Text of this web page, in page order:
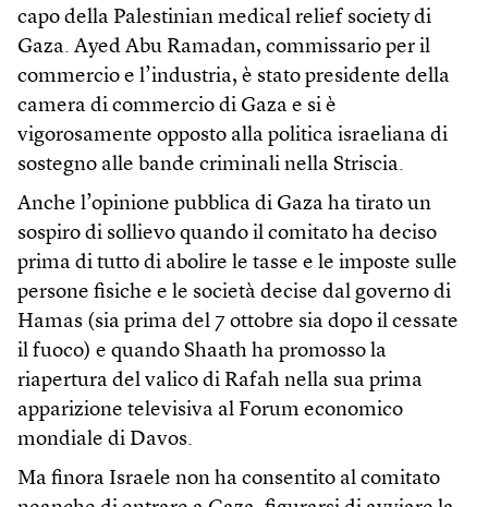
capo della Palestinian medical relief society di
Gaza. Ayed Abu Ramadan, commissario per il
commercio e l’industria, è stato presidente della
camera di commercio di Gaza e si è
vigorosamente opposto alla politica israeliana di
sostegno alle bande criminali nella Striscia.
Anche l’opinione pubblica di Gaza ha tirato un
sospiro di sollievo quando il comitato ha deciso
prima di tutto di abolire le tasse e le imposte sulle
persone fisiche e le società decise dal governo di
Hamas (sia prima del 7 ottobre sia dopo il cessate
il fuoco) e quando Shaath ha promosso la
riapertura del valico di Rafah nella sua prima
apparizione televisiva al Forum economico
mondiale di Davos.
Ma finora Israele non ha consentito al comitato